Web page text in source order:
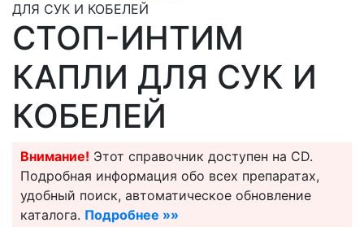
ДЛЯ СУК И КОБЕЛЕЙ
СТОП-ИНТИМ
КАПЛИ ДЛЯ СУК И
КОБЕЛЕЙ
Внимание! Этот справочник доступен на CD.
Подробная информация обо всех препаратах,
удобный поиск, автоматическое обновление
каталога. Подробнее »»